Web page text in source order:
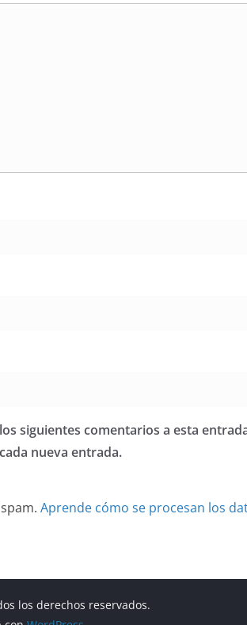
siguientes comentarios a esta
nueva entrada.
Aprende cómo se procesan los
los derechos reservados.